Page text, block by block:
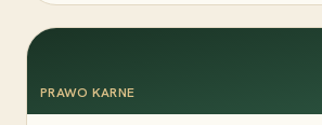
PRAWO KARNE